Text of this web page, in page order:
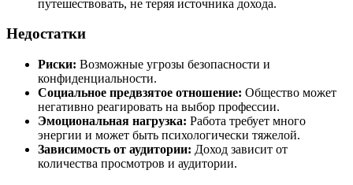
путешествовать, не теряя источника дохода.
Недостатки
Риски: Возможные угрозы безопасности и
конфиденциальности.
Социальное предвзятое отношение: Общество может
негативно реагировать на выбор профессии.
Эмоциональная нагрузка: Работа требует много
энергии и может быть психологически тяжелой.
Зависимость от аудитории: Доход зависит от
количества просмотров и аудитории.